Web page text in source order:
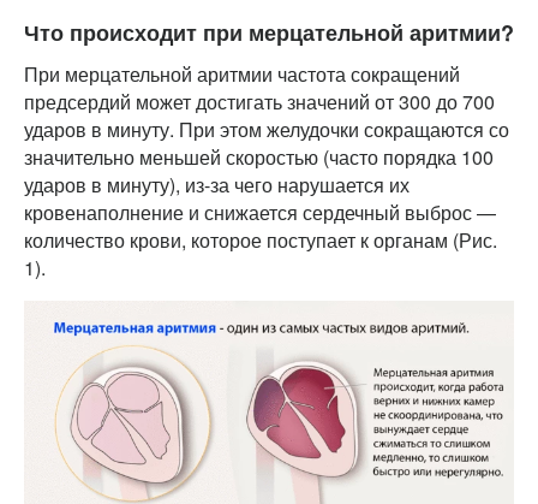
Что происходит при мерцательной аритмии?
При мерцательной аритмии частота сокращений
предсердий может достигать значений от 300 до 700
ударов в минуту. При этом желудочки сокращаются со
значительно меньшей скоростью (часто порядка 100
ударов в минуту), из-за чего нарушается их
кровенаполнение и снижается сердечный выброс —
количество крови, которое поступает к органам (Рис.
1).